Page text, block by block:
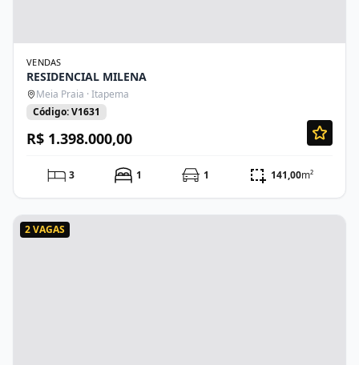
VENDAS
RESIDENCIAL MILENA
Meia Praia · Itapema
Código: V1631
R$ 1.398.000,00
3 1 1 141,00m²
2 VAGAS